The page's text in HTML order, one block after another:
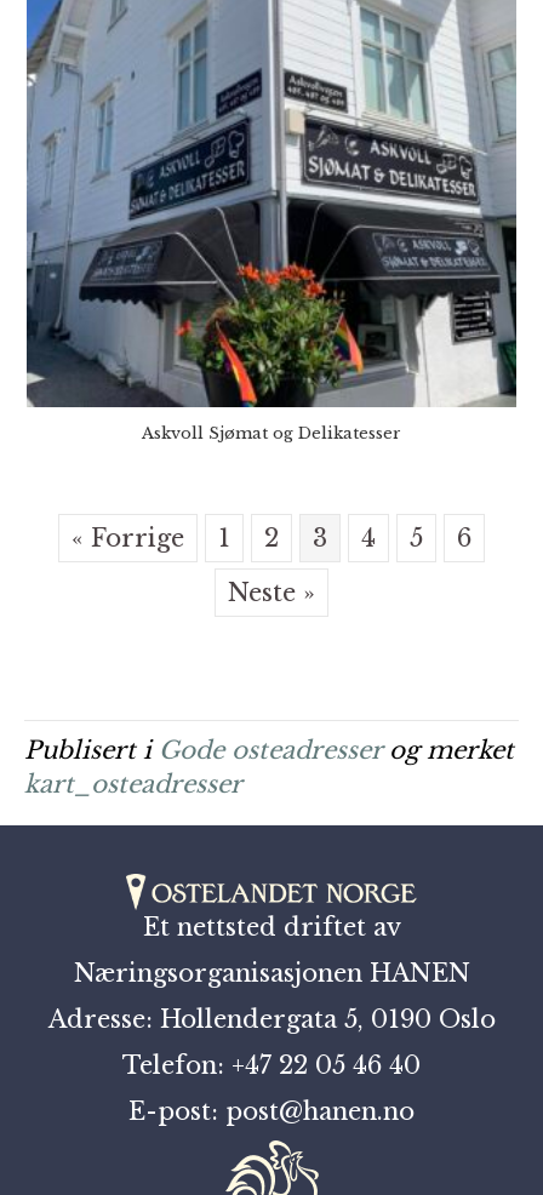
Askvoll Sjømat og Delikatesser
« Forrige 1 2 3 4 5
6
Neste »
Publisert i Gode osteadresserog merket
kart_osteadresser
Et nettsted driftet av
Næringsorganisasjonen HANEN
Adresse: Hollendergata 5, 0190 Oslo
Telefon: +47 22 05 46 40
E-post: post@hanen.no